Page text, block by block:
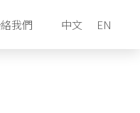
我們 中文 EN